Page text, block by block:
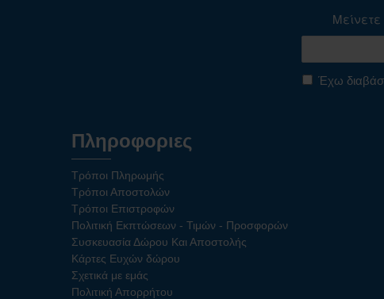
Έχω
Πληροφοριες
Τρόποι Πληρωμής
Τρόποι Αποστολών
Τρόποι Επιστροφών
Πολιτική Εκπτώσεων - Τιμών - Προσφορών
Συσκευασία Δώρου Και Αποστολής
Κάρτες Ευχών δώρου
Σχετικά με εμάς
Πολιτική Απορρήτου